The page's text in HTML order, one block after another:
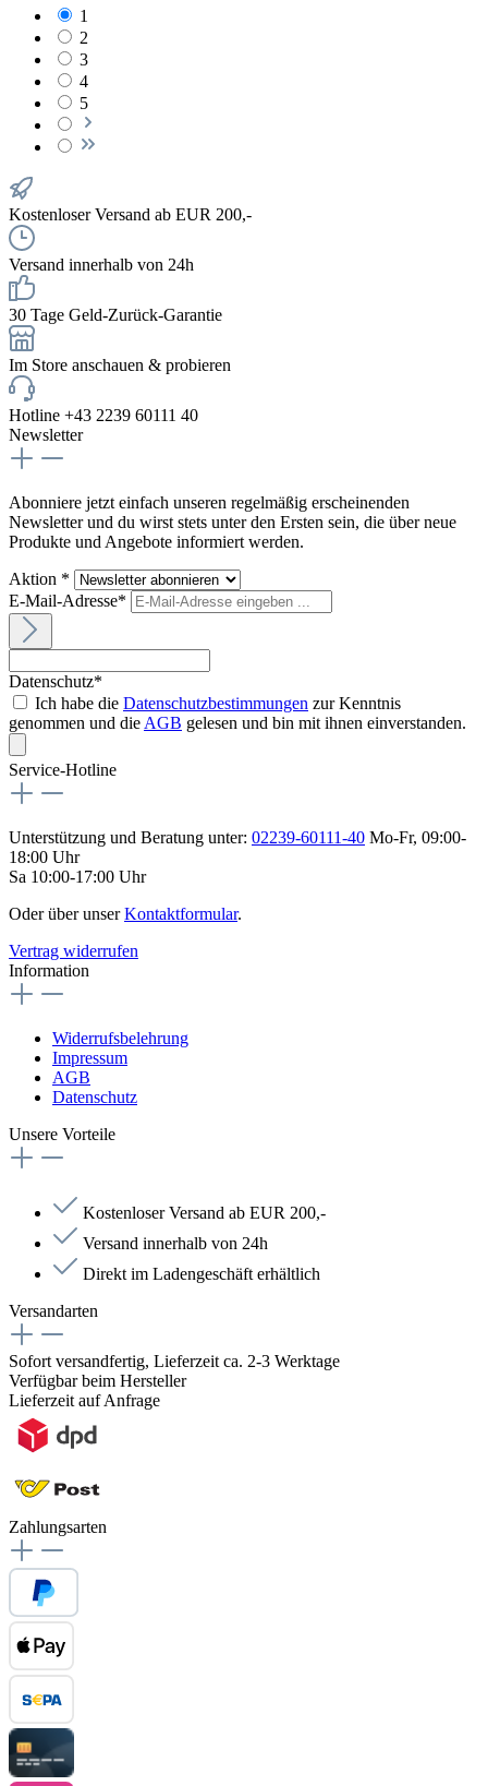
1
2
3
4
5
Kostenloser Versand ab EUR 200,-
Versand innerhalb von 24h
30 Tage Geld-Zurück-Garantie
Im Store anschauen & probieren
Hotline +43 2239 60111 40
Newsletter
Abonniere jetzt einfach unseren regelmäßig erscheinenden
Newsletter und du wirst stets unter den Ersten sein, die über neue
Produkte und Angebote informiert werden.
Aktion *
E-Mail-Adresse*
Datenschutz*
Ich habe die Datenschutzbestimmungen zur Kenntnis
genommen und die AGB gelesen und bin mit ihnen einverstanden.
Service-Hotline
Unterstützung und Beratung unter: 02239-60111-40 Mo-Fr, 09:00-
18:00 Uhr
Sa 10:00-17:00 Uhr
Oder über unserKontaktformular.
Vertrag widerrufen
Information
Widerrufsbelehrung
Impressum
AGB
Datenschutz
Unsere Vorteile
Kostenloser Versand ab EUR 200,-
Versand innerhalb von 24h
Direkt im Ladengeschäft erhältlich
Versandarten
Sofort versandfertig, Lieferzeit ca. 2-3 Werktage
Verfügbar beim Hersteller
Lieferzeit auf Anfrage
Zahlungsarten